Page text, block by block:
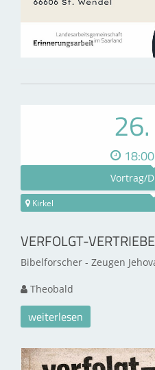
Vortrag/
Kirkel
VERFOLGT-
Bibelforscher - Zeugen
Theobald
weiterlesen